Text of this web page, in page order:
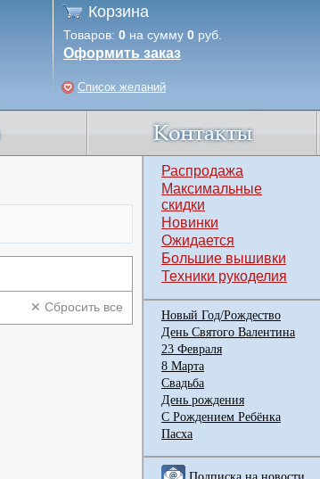
Корзина
Товаров: 0 на сумму 0 руб.
Оформить заказ
Список желаний
✕ Сбросить все
Распродажа
Максимальные
скидки
Новинки
Ожидается
Большие вышивки
Техники рукоделия
Новый Год/Рождество
День Святого Валентина
23 Февраля
8 Марта
Свадьба
День рождения
С Рождением Ребёнка
Пасха